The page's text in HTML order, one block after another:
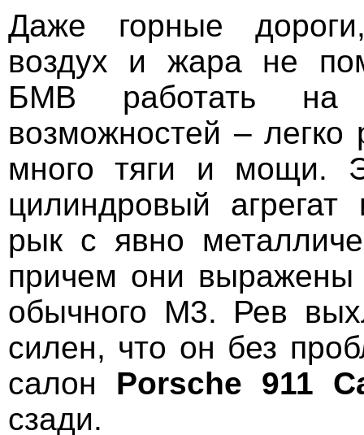
Даже горные
воздух и жара не
БМВ работать на
возможностей – легко
много тяги и мощи.
цилиндровый агрегат
рык с явно
причем они
обычного M3. Рев
силен, что он без
салон Porsche 911
сзади.